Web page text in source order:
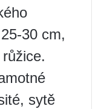
30 cm,
sytě